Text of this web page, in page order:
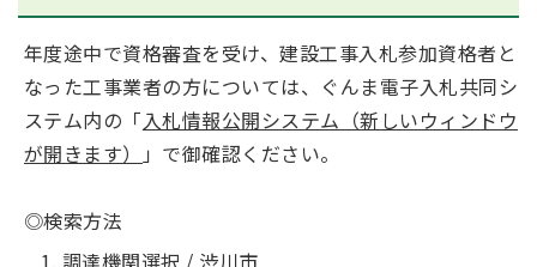
年度途中で資格審査を受け、建設工事入札参加資格者と
なった工事業者の方については、ぐんま電子入札共同シ
ステム内の「入札情報公開システム（新しいウィンドウ
が開きます）
」で御確認ください。
◎検索方法
調達機関選択 / 渋川市